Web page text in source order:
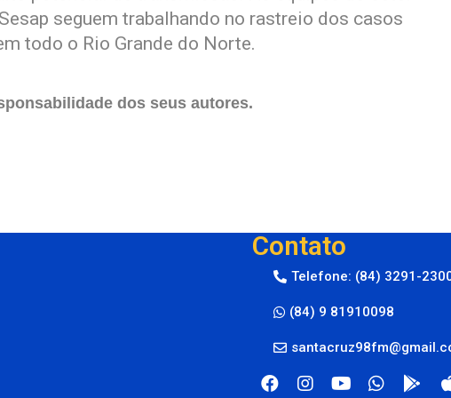
seguem trabalhando no rastreio dos casos
todo o Rio Grande do Norte.
dos seus autores.
Contato
Telefone: (84) 3291-
(84) 9 81910098